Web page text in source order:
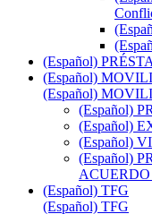
(Español)
(Español)
(Español)
(Español)
(Español)
(Español)
(Español)
(Español) TFG
(Español) TFG